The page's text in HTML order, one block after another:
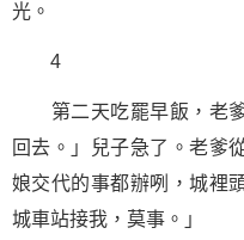
光。
4
第二天吃罷早飯，老爹
回去。」兒子急了。老爹
娘交代的事都辦咧，城裡
城車站接我，莫事。」